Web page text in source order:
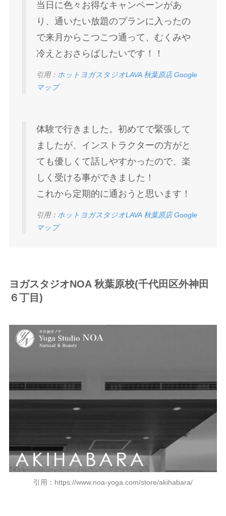
当日に色々お得なキャンペーンがあ
り、通いたい放題のプランに入ったの
で来月からこつこつ通って、むくみや
冷えとおさらばしたいです！！
引用： ホットヨガスタジオLAVA 秋葉原店 Google
マップ
体験で行きました。初めてで緊張して
ましたが、インストラクターの方がと
ても優しくて話しやすかったので、楽
しく受ける事ができました！
これから定期的に通おうと思います！
引用： ホットヨガスタジオLAVA 秋葉原店 Google
マップ
ヨガスタジオNOA 秋葉原校(千代田区外神田
６丁目)
引用：https://www.noa-yoga.com/store/akihabara/